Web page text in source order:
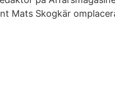
Mats Skogkär